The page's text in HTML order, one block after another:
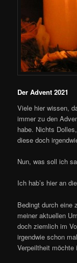
Der Advent 2021
Viele hier wissen,
immer zu den
habe. Nichts
diese doch
Nun, was soll ich
Ich hab’s hier an
Bedingt durch eine
meiner aktuellen
doch ziemlich im
irgendwie schon
Verpeiltheit